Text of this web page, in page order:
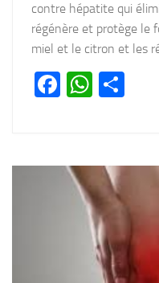
contre hépatite qui
régénère et protège le
miel et le citron et les
Facebook